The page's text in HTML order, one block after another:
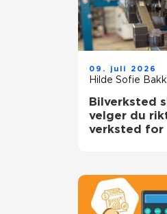
09. juli 2026
Hilde Sofie
Bilverksted slik
velger du
verksted for